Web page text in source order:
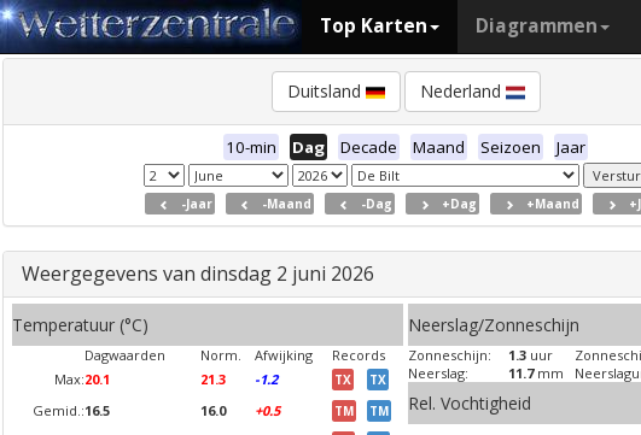
Top Karten Diagrammen
Duitsland Nederland
10-min Dag Decade Maand Seizoen Jaar
-Jaar -Maand -Dag +Dag +Maand
Weergegevens van dinsdag 2 juni 2026
Temperatuur (°C)
Dagwaarden Norm. Afwijking
Records
Max:20.1 21.3 -1.2 TX TX
Gemid.:16.5 16.0 +0.5 TM TM
Neerslag/Zonneschijn
Zonneschijn: 1.3 uur
Neerslag:
11.7mm
Rel. Vochtigheid